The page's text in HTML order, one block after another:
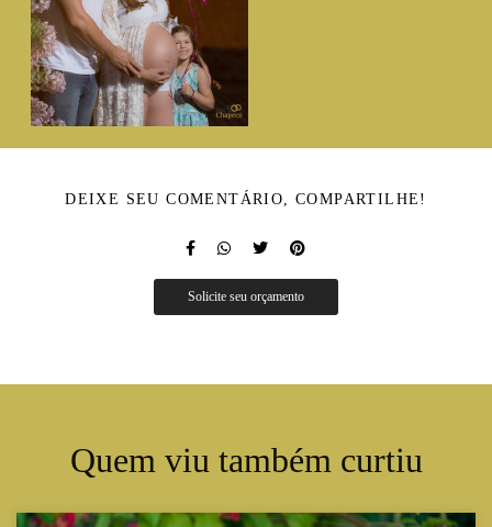
DEIXE SEU COMENTÁRIO, COMPARTILHE!
Solicite seu orçamento
Quem viu também curtiu